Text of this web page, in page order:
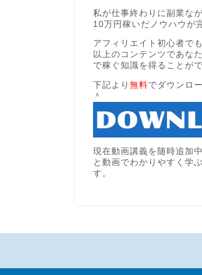
私が仕事終わりに副業な
10万円稼いだノウハウが
アフィリエイト初心者で
以上のコンテンツであな
で稼ぐ知識を得ることが
下記より 無料でダウンロ
＾
現在動画講義を随時追加
と動画でわかりやすく学
す。